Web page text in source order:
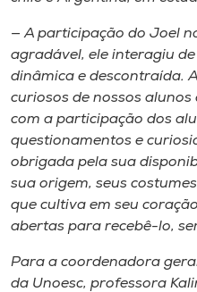
— A participação do Joel
agradável, ele interagiu
dinâmica e descontraída.
curiosos de nossos
com a participação dos
questionamentos e
obrigada pela sua
sua origem, seus
que cultiva em seu
abertas para recebê-lo,
Para a coordenadora
da Unoesc, professora